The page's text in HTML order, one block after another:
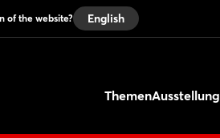
of the website? English
ThemenAusstellung